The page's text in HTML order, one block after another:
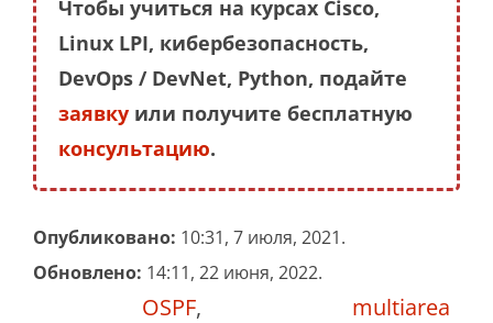
Чтобы учиться на курсах Cisco,
Linux LPI, кибербезопасность,
DevOps / DevNet, Python, подайте
заявку или получите бесплатную
консультацию.
Опубликовано: 10:31, 7 июля, 2021.
Обновлено: 14:11, 22 июня, 2022.
OSPF,
multiarea